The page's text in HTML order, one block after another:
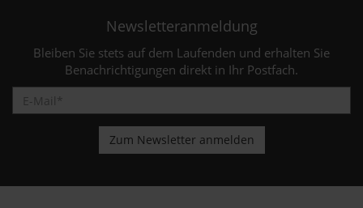
Newsletteranmeldung
Bleiben Sie stets auf dem Laufenden und erhalten Sie
Benachrichtigungen direkt in Ihr Postfach.